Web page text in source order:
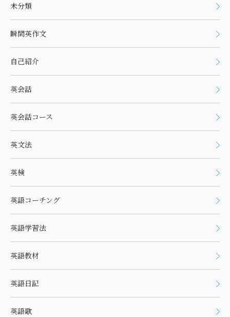
未分類
瞬間英作文
自己紹介
英会話
英会話コース
英文法
英検
英語コーチング
英語学習法
英語教材
英語日記
英語歌